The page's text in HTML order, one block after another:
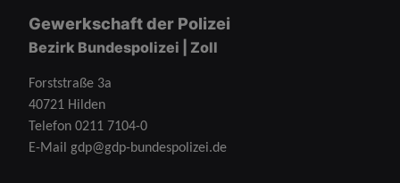
Gewerkschaft der Polizei
Bezirk Bundespolizei | Zoll
Forststraße 3a
40721 Hilden
Telefon 0211 7104-0
E-Mail gdp@gdp-bundespolizei.de